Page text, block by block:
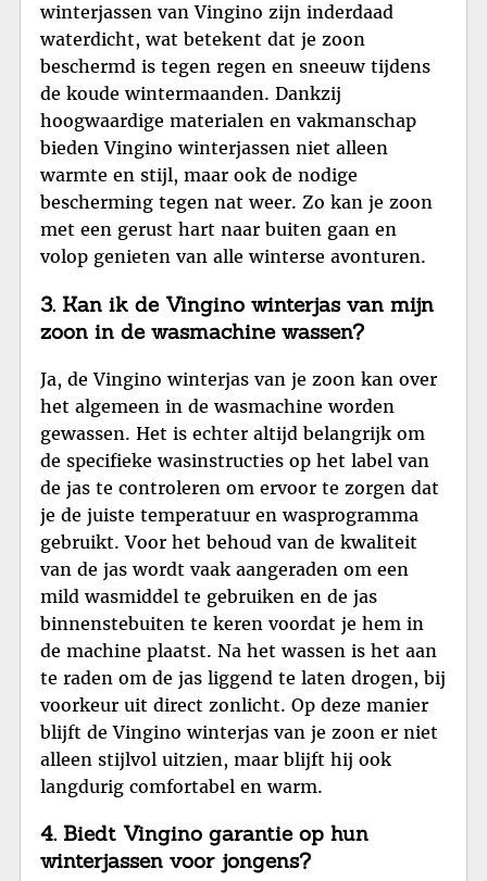
winterjassen van Vingino zijn inderdaad
waterdicht, wat betekent dat je zoon
beschermd is tegen regen en sneeuw tijdens
de koude wintermaanden. Dankzij
hoogwaardige materialen en vakmanschap
bieden Vingino winterjassen niet alleen
warmte en stijl, maar ook de nodige
bescherming tegen nat weer. Zo kan je zoon
met een gerust hart naar buiten gaan en
volop genieten van alle winterse avonturen.
3. Kan ik de Vingino winterjas van mijn
zoon in de wasmachine wassen?
Ja, de Vingino winterjas van je zoon kan over
het algemeen in de wasmachine worden
gewassen. Het is echter altijd belangrijk om
de specifieke wasinstructies op het label van
de jas te controleren om ervoor te zorgen dat
je de juiste temperatuur en wasprogramma
gebruikt. Voor het behoud van de kwaliteit
van de jas wordt vaak aangeraden om een
mild wasmiddel te gebruiken en de jas
binnenstebuiten te keren voordat je hem in
de machine plaatst. Na het wassen is het aan
te raden om de jas liggend te laten drogen, bij
voorkeur uit direct zonlicht. Op deze manier
blijft de Vingino winterjas van je zoon er niet
alleen stijlvol uitzien, maar blijft hij ook
langdurig comfortabel en warm.
4. Biedt Vingino garantie op hun
winterjassen voor jongens?